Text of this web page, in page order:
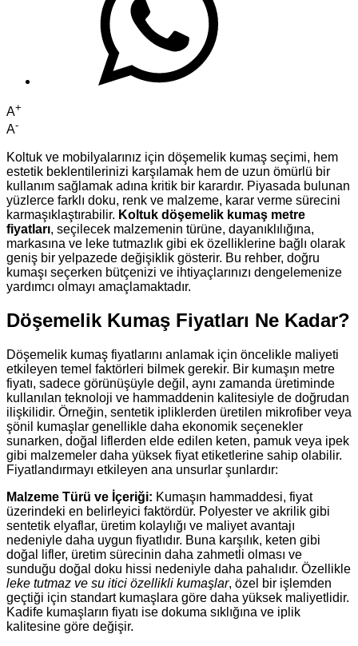
A+
A-
Koltuk ve mobilyalarınız için döşemelik kumaş seçimi, hem
estetik beklentilerinizi karşılamak hem de uzun ömürlü bir
kullanım sağlamak adına kritik bir karardır. Piyasada bulunan
yüzlerce farklı doku, renk ve malzeme, karar verme sürecini
karmaşıklaştırabilir. Koltuk döşemelik kumaş metre
fiyatları, seçilecek malzemenin türüne, dayanıklılığına,
markasına ve leke tutmazlık gibi ek özelliklerine bağlı olarak
geniş bir yelpazede değişiklik gösterir. Bu rehber, doğru
kumaşı seçerken bütçenizi ve ihtiyaçlarınızı dengelemenize
yardımcı olmayı amaçlamaktadır.
Döşemelik Kumaş Fiyatları Ne Kadar?
Döşemelik kumaş fiyatlarını anlamak için öncelikle maliyeti
etkileyen temel faktörleri bilmek gerekir. Bir kumaşın metre
fiyatı, sadece görünüşüyle değil, aynı zamanda üretiminde
kullanılan teknoloji ve hammaddenin kalitesiyle de doğrudan
ilişkilidir. Örneğin, sentetik ipliklerden üretilen mikrofiber veya
şönil kumaşlar genellikle daha ekonomik seçenekler
sunarken, doğal liflerden elde edilen keten, pamuk veya ipek
gibi malzemeler daha yüksek fiyat etiketlerine sahip olabilir.
Fiyatlandırmayı etkileyen ana unsurlar şunlardır:
Malzeme Türü ve İçeriği: Kumaşın hammaddesi, fiyat
üzerindeki en belirleyici faktördür. Polyester ve akrilik gibi
sentetik elyaflar, üretim kolaylığı ve maliyet avantajı
nedeniyle daha uygun fiyatlıdır. Buna karşılık, keten gibi
doğal lifler, üretim sürecinin daha zahmetli olması ve
sunduğu doğal doku hissi nedeniyle daha pahalıdır. Özellikle
leke tutmaz ve su itici özellikli kumaşlar, özel bir işlemden
geçtiği için standart kumaşlara göre daha yüksek maliyetlidir.
Kadife kumaşların fiyatı ise dokuma sıklığına ve iplik
kalitesine göre değişir.